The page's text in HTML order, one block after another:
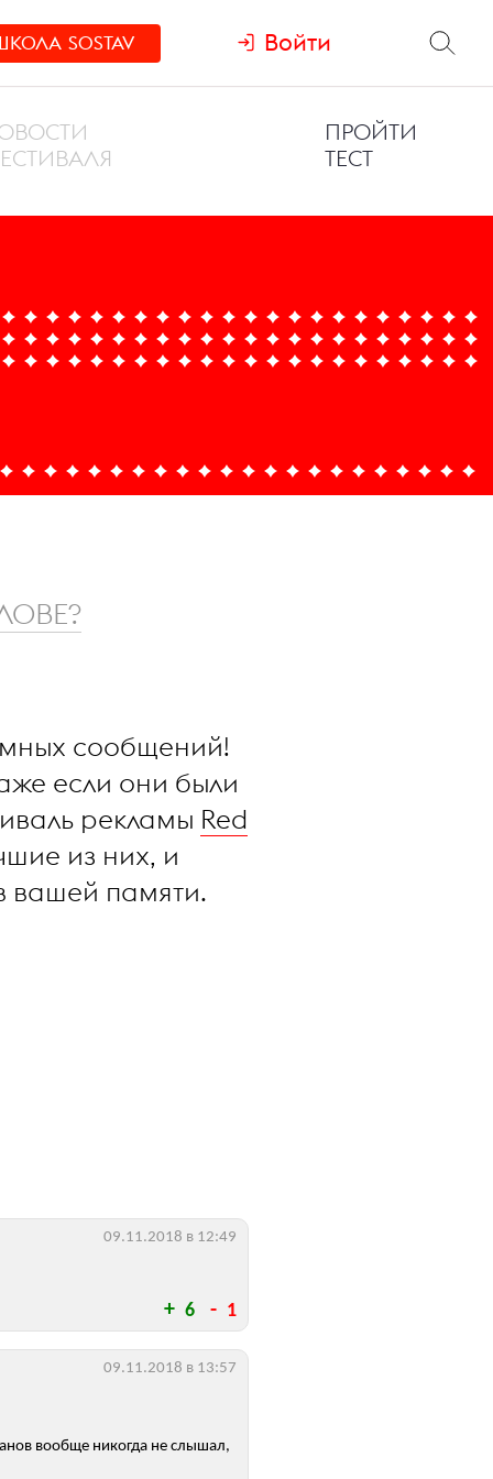
SOSTAV Войти
ПРОЙТИ
ТЕСТ
сообщений!
если они были
рекламы Red
из них, и
вашей памяти.
6 1
09.11.2018 в 12:49
вообще никогда не слышал,
09.11.2018 в 13:57